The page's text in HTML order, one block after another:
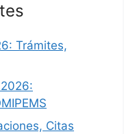
Trámites,
Citas